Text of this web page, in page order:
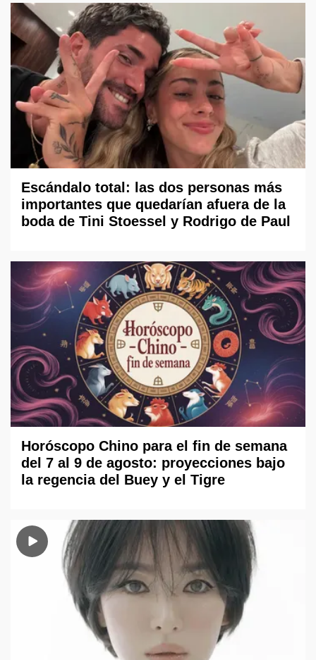
Escándalo total: las dos personas más
importantes que quedarían afuera de la
boda de Tini Stoessel y Rodrigo de Paul
Horóscopo Chino para el fin de semana
del 7 al 9 de agosto: proyecciones bajo
la regencia del Buey y el Tigre